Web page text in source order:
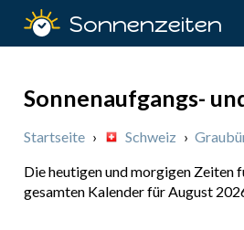
Sonnenzeiten
Sonnenaufgangs-
Startseite › Schweiz ›
Die heutigen und morgigen Zeiten
gesamten Kalender für August